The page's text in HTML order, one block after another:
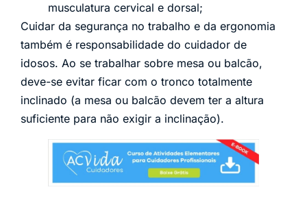
musculatura cervical e dorsal;
Cuidar da segurança no trabalho e da ergonomia
também é responsabilidade do cuidador de
idosos. Ao se trabalhar sobre mesa ou balcão,
deve-se evitar ficar com o tronco totalmente
inclinado (a mesa ou balcão devem ter a altura
suficiente para não exigir a inclinação).